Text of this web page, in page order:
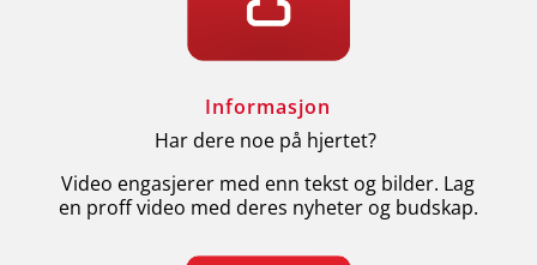
Informasjon
Har dere noe på hjertet?
Video engasjerer med enn tekst og bilder. Lag
en proff video med deres nyheter og budskap.